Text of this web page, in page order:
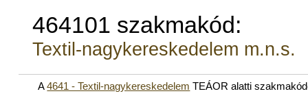
464101 szakmakód:
Textil-nagykereskedelem m.n.s.
A4641 - Textil-nagykereskedelem TEÁOR alatti